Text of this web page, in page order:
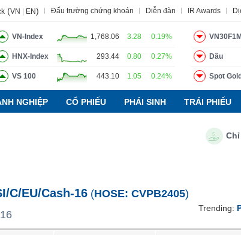
(VN EN) Đấu trường chứng khoán Diễn đàn IR Awards
VN-Index 1,768.06 3.28 0.19%
HNX-Index 293.44 0.80 0.27%
VS 100 443.10 1.05 0.24%
VN30F1M
Dầu
Spot Gold
NGHIỆP CỔ PHIẾU PHÁI SINH TRÁI PHIẾU
Chỉ số
C/EU/Cash-16 (HOSE: CVPB2405)
Trending:
khoán Lãnh đạo Tin tức Báo cáo phân tích